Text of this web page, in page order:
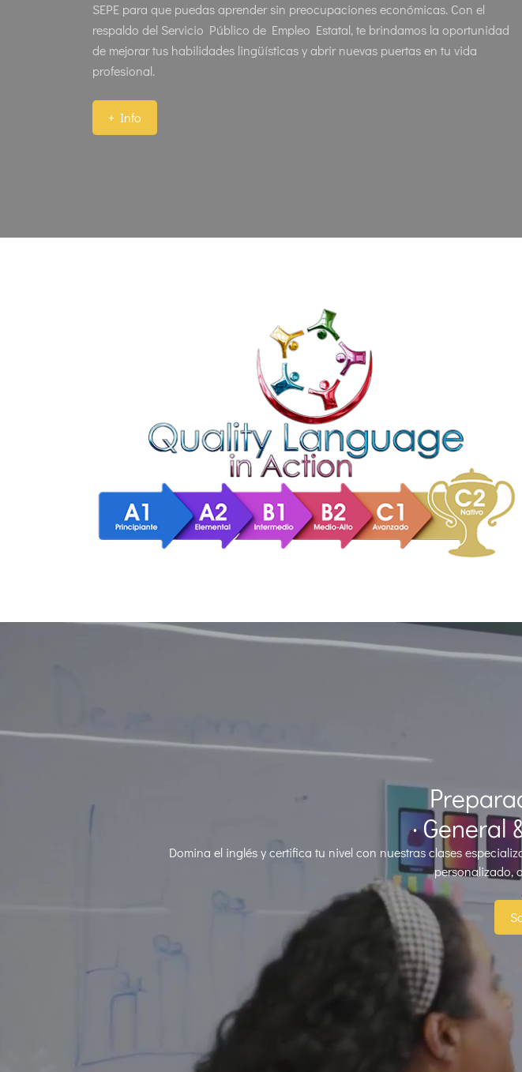
SEPE para que puedas aprender sin preocupaciones económicas. Con el
respaldo del Servicio Público de Empleo Estatal, te brindamos la oportunidad
de mejorar tus habilidades lingüísticas y abrir nuevas puertas en tu vida
profesional.
+ Info
· General
Domina el inglés y certifica tu nivel con nuestras clases
personalizado,